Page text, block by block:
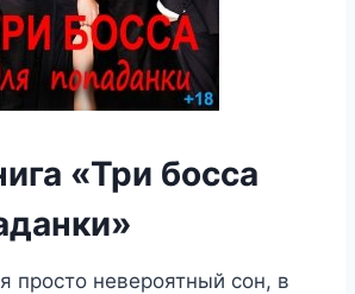
«Три босса
просто невероятный сон, в